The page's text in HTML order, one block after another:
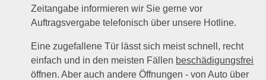
Zeitangabe informieren wir Sie gerne vor
Auftragsvergabe telefonisch über unsere Hotline.
Eine zugefallene Tür lässt sich meist schnell, recht
einfach und in den meisten Fällen beschädigungsfrei
öffnen. Aber auch andere Öffnungen - von Auto über